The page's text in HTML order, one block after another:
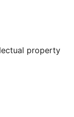
property